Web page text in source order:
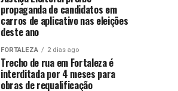
propaganda de candidatos em
carros de aplicativo nas eleições
deste ano
FORTALEZA 2 dias ago
Trecho de rua em Fortaleza é
interditada por 4 meses para
obras de requalificação